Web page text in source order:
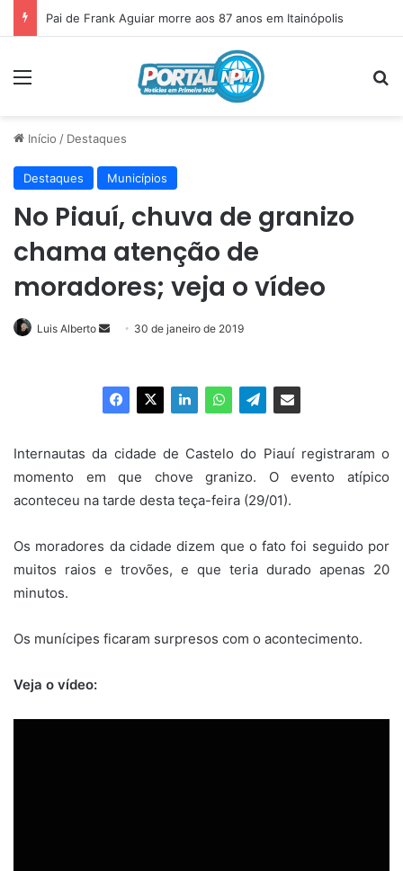
Pai de Frank Aguiar morre aos 87 anos em Itainópolis
Início / Destaques
Destaques Municípios
No Piauí, chuva de granizo
chama atenção de
moradores; veja o vídeo
Luis Alberto
Mande
mail
30 de janeiro de 2019
Internautas da cidade de Castelo do Piauí registraram o
momento em que chove granizo. O evento atípico
aconteceu na tarde desta teça-feira (29/01).
Os moradores da cidade dizem que o fato foi seguido por
muitos raios e trovões, e que teria durado apenas 20
minutos.
Os munícipes ficaram surpresos com o acontecimento.
Veja o vídeo: